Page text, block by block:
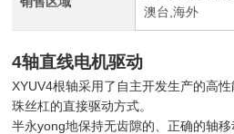
澳台,海外
4轴直线电机驱动
XYUV4根轴采用了自主开发生产的高
珠丝杠的直接驱动方式。
半永yong地保持无齿隙的、正确的轴